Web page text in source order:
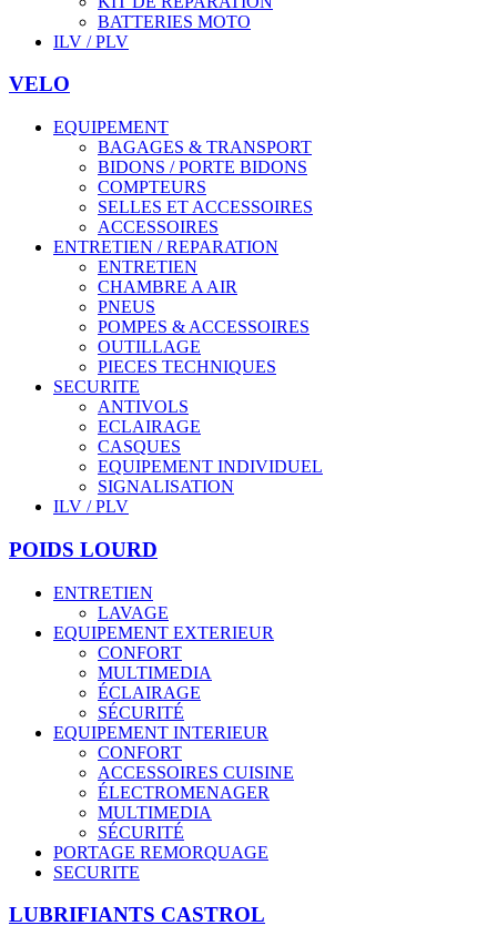
BATTERIES MOTO
ILV / PLV
VELO
EQUIPEMENT
BAGAGES & TRANSPORT
BIDONS / PORTE BIDONS
COMPTEURS
SELLES ET ACCESSOIRES
ACCESSOIRES
ENTRETIEN / REPARATION
ENTRETIEN
CHAMBRE A AIR
PNEUS
POMPES & ACCESSOIRES
OUTILLAGE
PIECES TECHNIQUES
SECURITE
ANTIVOLS
ECLAIRAGE
CASQUES
EQUIPEMENT INDIVIDUEL
SIGNALISATION
ILV / PLV
POIDS LOURD
ENTRETIEN
LAVAGE
EQUIPEMENT EXTERIEUR
CONFORT
MULTIMEDIA
ÉCLAIRAGE
SÉCURITÉ
EQUIPEMENT INTERIEUR
CONFORT
ACCESSOIRES CUISINE
ÉLECTROMENAGER
MULTIMEDIA
SÉCURITÉ
PORTAGE REMORQUAGE
SECURITE
LUBRIFIANTS CASTROL